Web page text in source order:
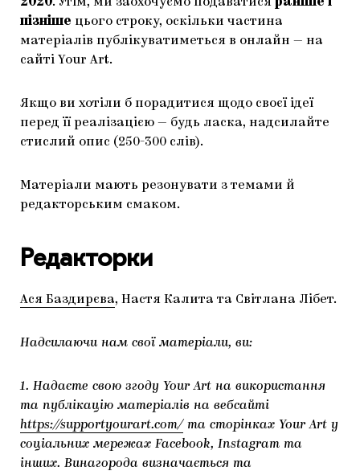
пізніше цього строку, оскільки частина
матеріалів публікуватиметься в онлайн — на
сайті Your Art.
Якщо ви хотіли б порадитися щодо своєї ідеї
перед її реалізацією — будь ласка, надсилайте
стислий опис (250-300 слів).
Матеріали мають резонувати з темами й
редакторським смаком.
Редакторки
Ася Баздирєва, Настя Калита та Світлана Лібет.
Надсилаючи нам свої матеріали, ви:
1. Надаєте свою згоду Your Art на використання
та публікацію матеріалів на вебсайті
https://supportyourart.com/ та сторінках Your Art у
соціальних мережах Facebook, Instagram та
інших. Винагорода визначається та